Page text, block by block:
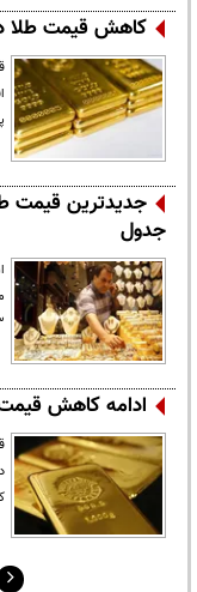
کاهش قیمت طلا
جدیدترین قیمت
جدول
۱۹۳
ادامه کاهش قیمت